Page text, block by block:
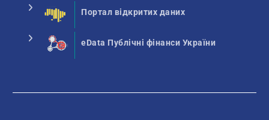
Портал відкритих даних
eData Публічні фінанси України